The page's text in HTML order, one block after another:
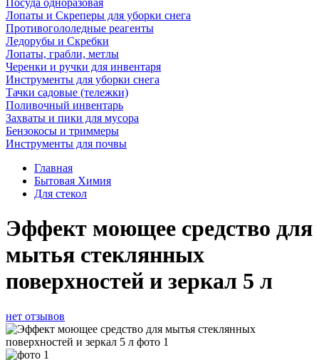
Посуда одноразовая
Лопаты и Скреперы для уборки снега
Противогололедные реагенты
Ледорубы и Скребки
Лопаты, грабли, метлы
Черенки и ручки для инвентаря
Инструменты для уборки снега
Тачки садовые (тележки)
Поливочный инвентарь
Захваты и пики для мусора
Бензокосы и триммеры
Инструменты для почвы
Главная
Бытовая Химия
Для стекол
Эффект моющее средство для
мытья стеклянных
поверхностей и зеркал 5 л
нет отзывов